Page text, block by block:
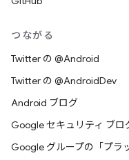
つながる
Twitter の @Android
Twitter の @AndroidDev
Android ブログ
Google セキュリティ ブロ
Google グループの「プラ